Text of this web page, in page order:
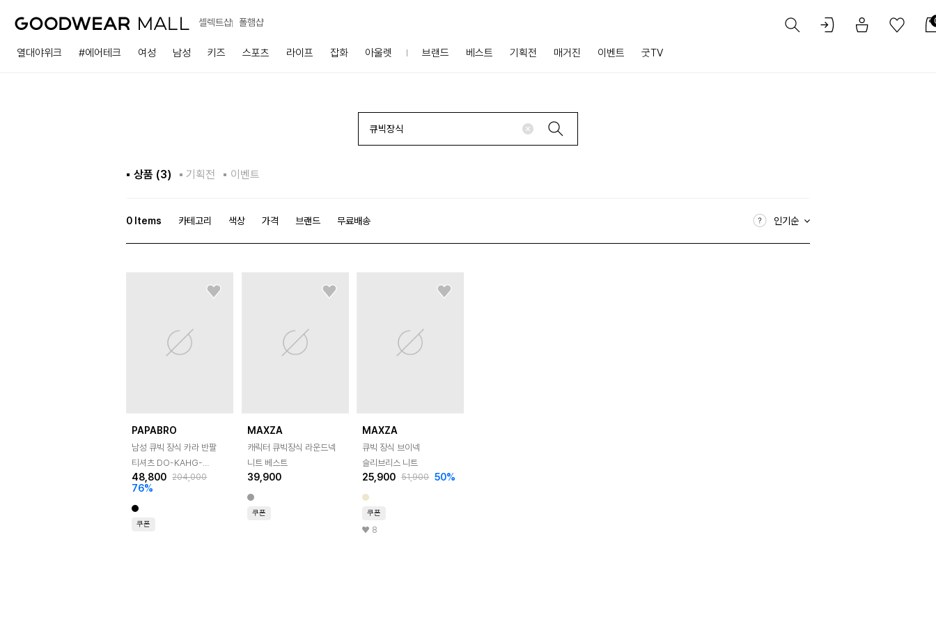
셀렉트샵 폴햄샵
열대야위크 #에어테크 여성 남성 키즈 스포츠 라이프 잡화 아울렛 브랜드 베스트 기획전 매거진 이벤트 굿TV
상품 (3) 기획전 이벤트
0 Items 카테고리 색상 가격 브랜드 무료배송 인기순
PAPABRO
남성 큐빅 장식 카라 반팔
티셔츠 DO-KAHG-
505_506
48,800 204,000
76%
쿠폰
MAXZA
캐릭터 큐빅장식 라운드넥
니트 베스트
39,900
쿠폰
MAXZA
큐빅 장식 브이넥
슬리브리스 니트
25,900 51,900 50%
쿠폰
8